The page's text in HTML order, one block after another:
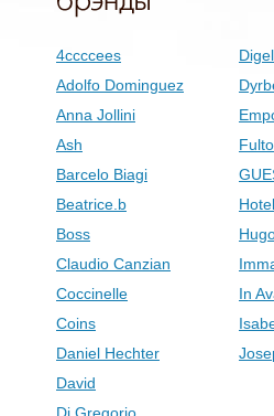
4ccccees
Adolfo Dominguez
Anna Jollini
Ash
Barcelo Biagi
Beatrice.b
Boss
Claudio Canzian
Coccinelle
Coins
Daniel Hechter
David
Digel
In